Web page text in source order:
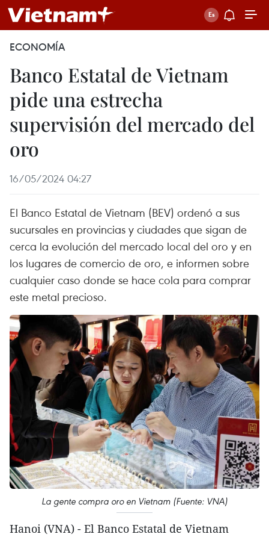
ECONOMÍA
Banco Estatal de Vietnam
pide una estrecha
supervisión del mercado del
oro
16/05/2024 04:27
El Banco Estatal de Vietnam (BEV) ordenó a sus
sucursales en provincias y ciudades que sigan de
cerca la evolución del mercado local del oro y en
los lugares de comercio de oro, e informen sobre
cualquier caso donde se hace cola para comprar
este metal precioso.
La gente compra oro en Vietnam (Fuente: VNA)
Hanoi (VNA) - El Banco Estatal de Vietnam